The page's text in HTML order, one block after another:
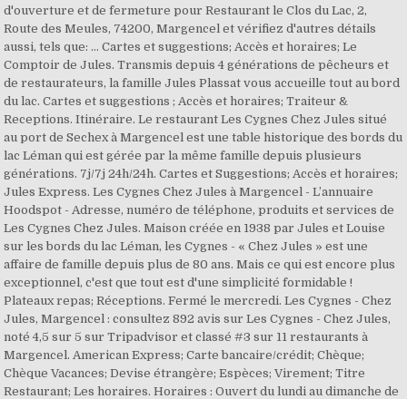
d'ouverture et de fermeture pour Restaurant le Clos du Lac, 2,
Route des Meules, 74200, Margencel et vérifiez d'autres détails
aussi, tels que: … Cartes et suggestions; Accès et horaires; Le
Comptoir de Jules. Transmis depuis 4 générations de pêcheurs et
de restaurateurs, la famille Jules Plassat vous accueille tout au bord
du lac. Cartes et suggestions ; Accès et horaires; Traiteur &
Receptions. Itinéraire. Le restaurant Les Cygnes Chez Jules situé
au port de Sechex à Margencel est une table historique des bords du
lac Léman qui est gérée par la même famille depuis plusieurs
générations. 7j/7j 24h/24h. Cartes et Suggestions; Accès et horaires;
Jules Express. Les Cygnes Chez Jules à Margencel - L’annuaire
Hoodspot - Adresse, numéro de téléphone, produits et services de
Les Cygnes Chez Jules. Maison créée en 1938 par Jules et Louise
sur les bords du lac Léman, les Cygnes - « Chez Jules » est une
affaire de famille depuis plus de 80 ans. Mais ce qui est encore plus
exceptionnel, c'est que tout est d'une simplicité formidable !
Plateaux repas; Réceptions. Fermé le mercredi. Les Cygnes - Chez
Jules, Margencel : consultez 892 avis sur Les Cygnes - Chez Jules,
noté 4,5 sur 5 sur Tripadvisor et classé #3 sur 11 restaurants à
Margencel. American Express; Carte bancaire/crédit; Chèque;
Chèque Vacances; Devise étrangère; Espèces; Virement; Titre
Restaurant; Les horaires. Horaires : Ouvert du lundi au dimanche de